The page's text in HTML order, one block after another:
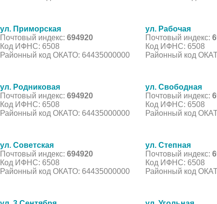
ул. Приморская
Почтовый индекс: 694920
Код ИФНС: 6508
Районный код ОКАТО: 64435000000
ул. Рабочая
Почтовый индекс:
Код ИФНС: 6508
Районный код
ул. Родниковая
Почтовый индекс: 694920
Код ИФНС: 6508
Районный код ОКАТО: 64435000000
ул. Свободная
Почтовый индекс:
Код ИФНС: 6508
Районный код
ул. Советская
Почтовый индекс: 694920
Код ИФНС: 6508
Районный код ОКАТО: 64435000000
ул. Степная
Почтовый индекс:
Код ИФНС: 6508
Районный код